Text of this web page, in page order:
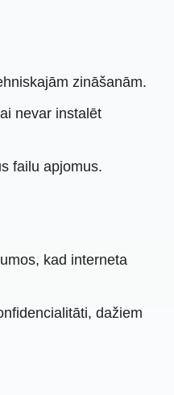
zināšanām.
nevar instalēt
failu apjomus.
kad interneta
dažiem